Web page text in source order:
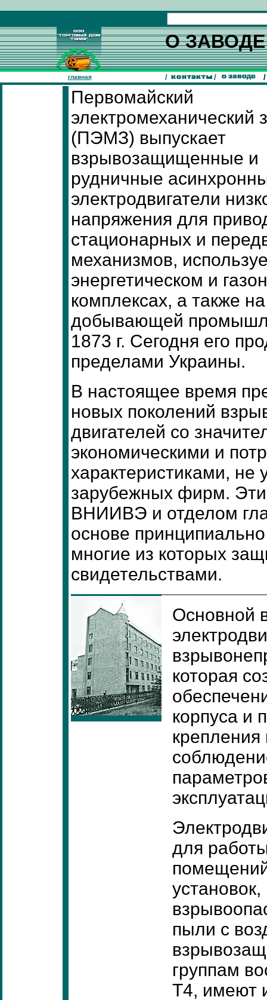
О ЗАВОДЕ
главная / / /
Первомайский
электромеханический
(ПЭМЗ) выпускает
взрывозащищенные и
рудничные
электродвигатели
напряжения для
стационарных и
механизмов,
энергетическом и
комплексах, а также
добывающей
1873 г. Сегодня его
пределами Украины.
В настоящее время
новых поколений
двигателей со
экономическими и
характеристиками,
зарубежных фирм.
ВНИИВЭ и отделом
основе
многие из которых
свидетельствами.
Основной
которая
корпуса и
крепления
для
установок,
пыли с
группам
Т4, имеют